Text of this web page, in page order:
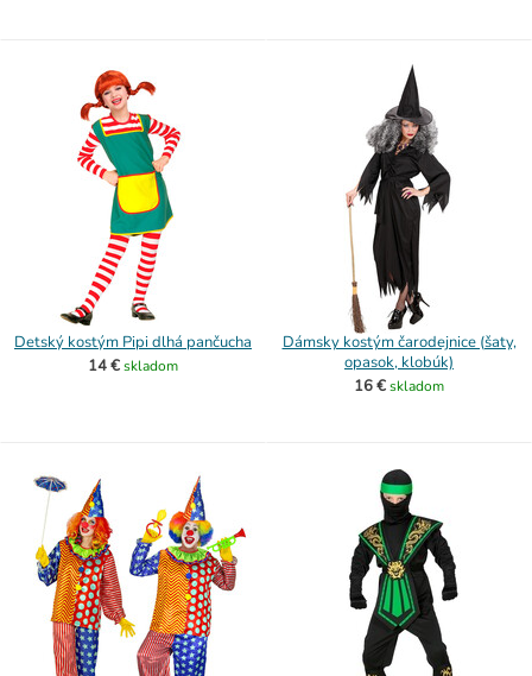
Detský kostým Pipi dlhá pančucha
14 €skladom
Dámsky kostým čarodejnice (šaty,
opasok, klobúk)
16 €skladom